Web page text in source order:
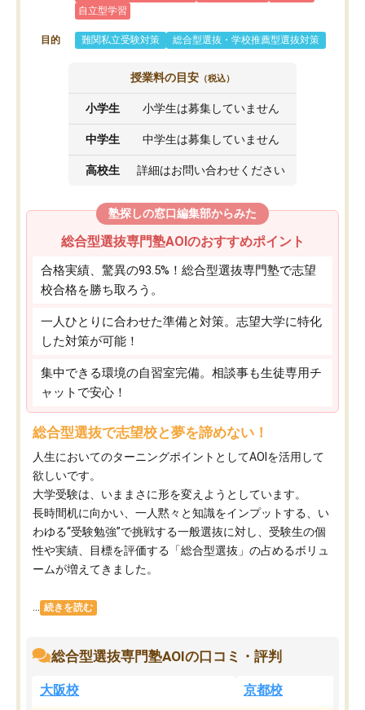
自立型学習
目的 難関私立受験対策 総合型選抜・学校推薦型選抜対策
授業料の目安 （税込）
小学生 小学生は募集していません
中学生 中学生は募集していません
高校生 詳細はお問い合わせください
塾探しの窓口編集部からみた
総合型選抜専門塾AOIのおすすめポイント
合格実績、驚異の93.5%！総合型選抜専門塾で志望
校合格を勝ち取ろう。
一人ひとりに合わせた準備と対策。志望大学に特化
した対策が可能！
集中できる環境の自習室完備。相談事も生徒専用チ
ャットで安心！
総合型選抜で志望校と夢を諦めない！
人生においてのターニングポイントとしてAOIを活用して
欲しいです。
大学受験は、いままさに形を変えようとしています。
長時間机に向かい、一人黙々と知識をインプットする、い
わゆる“受験勉強”で挑戦する一般選抜に対し、受験生の個
性や実績、目標を評価する「総合型選抜」の占めるボリュ
ームが増えてきました。
続きを読む
総合型選抜専門塾AOIの口コミ・評判
大阪校 京都校